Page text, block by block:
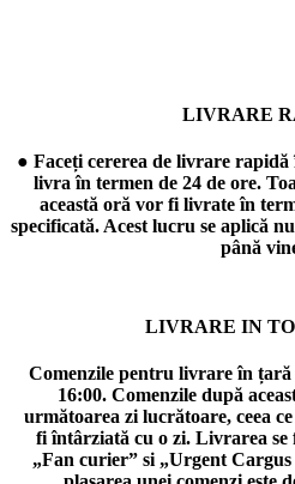
LIVRARE
● Faceți cererea de livrare rapidă
livra în termen de 24 de ore.
această oră vor fi livrate în
specificată. Acest lucru se aplică
până
LIVRARE IN
Comenzile pentru livrare în țară
16:00. Comenzile după
următoarea zi lucrătoare, ceea
fi întârziată cu o zi. Livrarea se
„Fan curier” si „Urgent